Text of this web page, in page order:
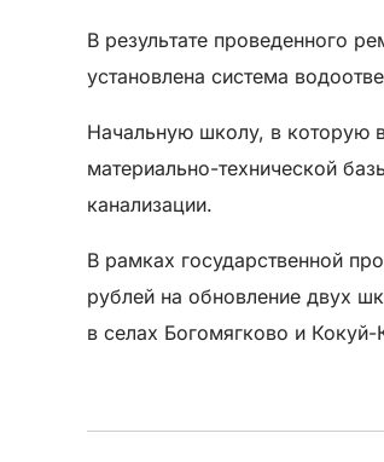
В результате проведенного
установлена система
Начальную школу, в которую
материально-технической
канализации.
В рамках государственной
рублей на обновление двух
в селах Богомягково и